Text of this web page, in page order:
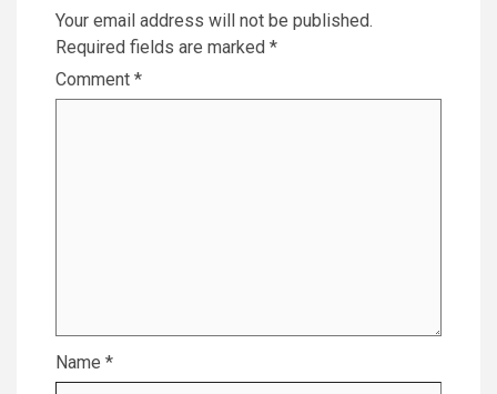
Your email address will not be published.
Required fields are marked *
Comment *
Name *